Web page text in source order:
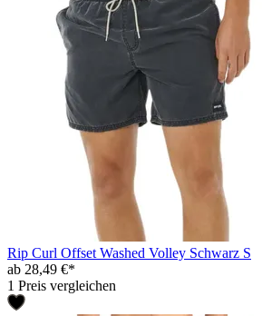
Rip Curl Offset Washed Volley Schwarz S
ab 28,49 €*
1 Preis vergleichen